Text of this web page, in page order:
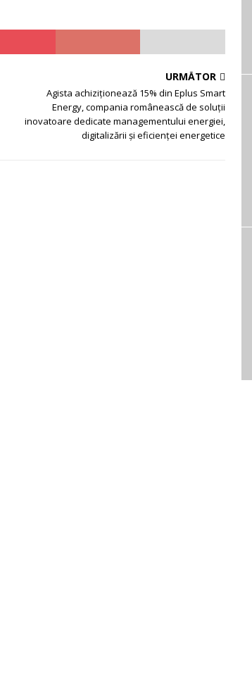
URMĂTOR
Agista achiziționează 15% din Eplus Smart
Energy, compania românească de soluţii
inovatoare dedicate managementului energiei,
digitalizării și eficienței energetice